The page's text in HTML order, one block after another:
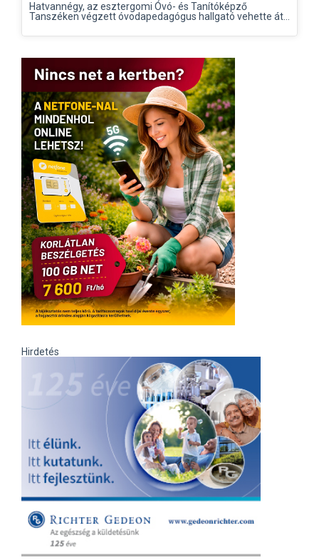
Hatvannégy, az esztergomi Óvó- és Tanítóképző
Tanszéken végzett óvodapedagógus hallgató vehette át...
Hirdetés